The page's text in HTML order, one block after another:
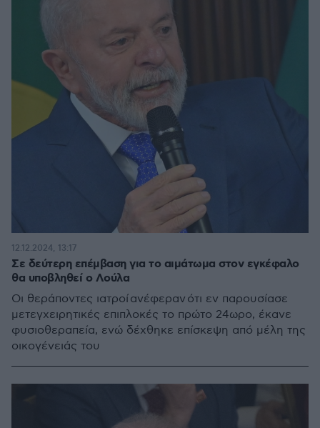
Σε δεύτερη επέμβαση για το αιμάτωμα στον εγκέφαλο
θα υποβληθεί ο Λούλα
Οι θεράποντες ιατροί ανέφεραν ότι εν παρουσίασε
μετεγχειρητικές επιπλοκές το πρώτο 24ωρο, έκανε
φυσιοθεραπεία, ενώ δέχθηκε επίσκεψη από μέλη της
οικογένειάς του
12.12.2024, 13:17